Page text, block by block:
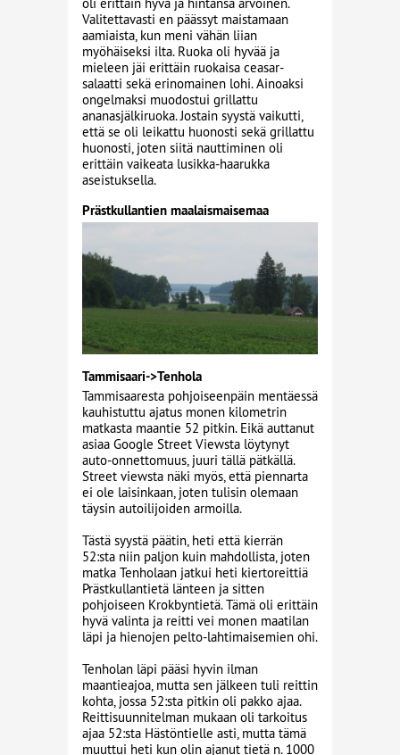
Valitettavasti en päässyt maistamaan
aamiaista, kun meni vähän liian
myöhäiseksi ilta. Ruoka oli hyvää ja
mieleen jäi erittäin ruokaisa ceasar-
salaatti sekä erinomainen lohi. Ainoaksi
ongelmaksi muodostui grillattu
ananasjälkiruoka. Jostain syystä vaikutti,
että se oli leikattu huonosti sekä grillattu
huonosti, joten siitä nauttiminen oli
erittäin vaikeata lusikka-haarukka
aseistuksella.
Prästkullantien maalaismaisemaa
Tammisaari->Tenhola
Tammisaaresta pohjoiseenpäin mentäessä
kauhistuttu ajatus monen kilometrin
matkasta maantie 52 pitkin. Eikä auttanut
asiaa Google Street Viewsta löytynyt
auto-onnettomuus, juuri tällä pätkällä.
Street viewsta näki myös, että piennarta
ei ole laisinkaan, joten tulisin olemaan
täysin autoilijoiden armoilla.
Tästä syystä päätin, heti että kierrän
52:sta niin paljon kuin mahdollista, joten
matka Tenholaan jatkui heti kiertoreittiä
Prästkullantietä länteen ja sitten
pohjoiseen Krokbyntietä. Tämä oli erittäin
hyvä valinta ja reitti vei monen maatilan
läpi ja hienojen pelto-lahtimaisemien ohi.
Tenholan läpi pääsi hyvin ilman
maantieajoa, mutta sen jälkeen tuli reittin
kohta, jossa 52:sta pitkin oli pakko ajaa.
Reittisuunnitelman mukaan oli tarkoitus
ajaa 52:sta Hästöntielle asti, mutta tämä
muuttui heti kun olin ajanut tietä n. 1000